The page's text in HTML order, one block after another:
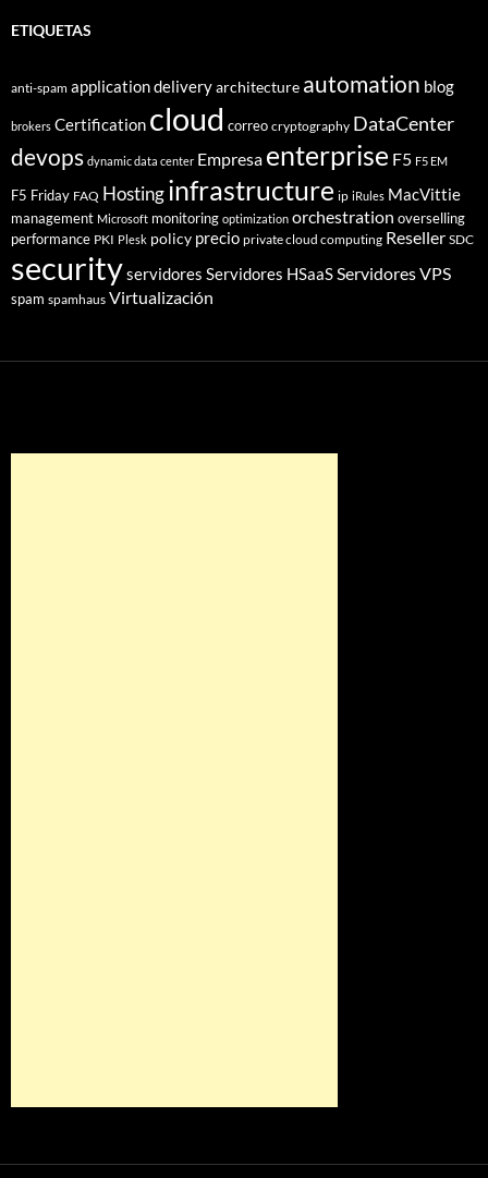
ETIQUETAS
anti-spam application deliveryarchitecture automation blog
brokers Certification cloud correo cryptography DataCenter
devops dynamic data center Empresa enterprise F5 F5 EM
F5 Friday FAQ Hostinginfrastructure ip iRules MacVittie
management Microsoft monitoring optimization orchestration overselling
performance PKI Plesk policy precio private cloud computing Reseller SDC
securityservidores Servidores HSaaSServidores VPS
spam spamhaus Virtualización